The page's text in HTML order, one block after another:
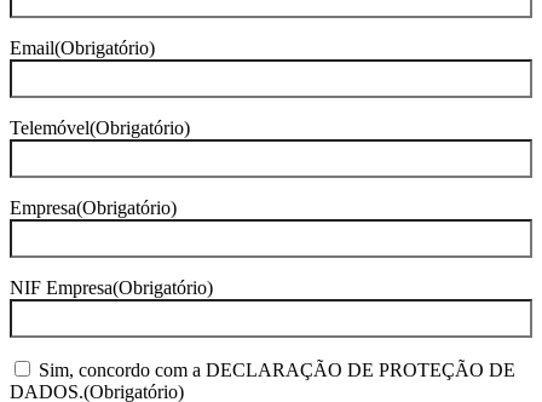
Email(Obrigatório)
Telemóvel(Obrigatório)
Empresa(Obrigatório)
NIF Empresa(Obrigatório)
Consentimento(Obrigatório)
Sim, concordo com a DECLARAÇÃO DE PROTEÇÃO DE
DADOS.(Obrigatório)